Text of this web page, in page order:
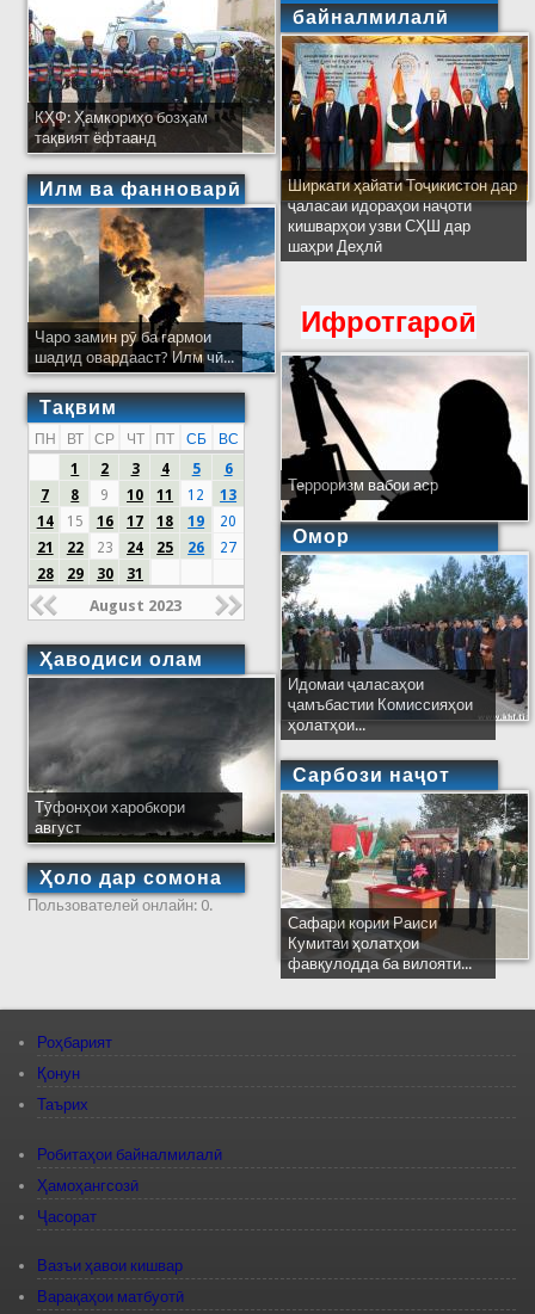
КҲФ: Ҳамкориҳо бозҳам
тақвият ёфтаанд
Илм ва фанноварӣ
Чаро замин рӯ ба гармои
шадид овардааст? Илм чӣ...
Тақвим
ПН ВТ СР ЧТ ПТ СБ
ВС
1
2 3 4 5
6
7
8 9 10 11 12
13
14
15 16 17 18 19
20
21
22 23 24 25 26
27
28
29 30 31
August 2023
Ҳаводиси олам
Тӯфонҳои харобкори
август
Ҳоло дар сомона
Пользователей онлайн: 0.
байналмилалӣ
Ширкати ҳайати Тоҷикистон дар
ҷаласаи идораҳои наҷоти
кишварҳои узви СҲШ дар
шаҳри Деҳлӣ
Ифротгароӣ
Терроризм вабои аср
Омор
Идомаи ҷаласаҳои
ҷамъбастии Комиссияҳои
ҳолатҳои...
Сарбози наҷот
Сафари кории Раиси
Кумитаи ҳолатҳои
фавқулодда ба вилояти...
Роҳбарият
Қонун
Таърих
Робитаҳои байналмилалӣ
Ҳамоҳангсозӣ
Ҷасорат
Вазъи ҳавои кишвар
Варақаҳои матбуотӣ